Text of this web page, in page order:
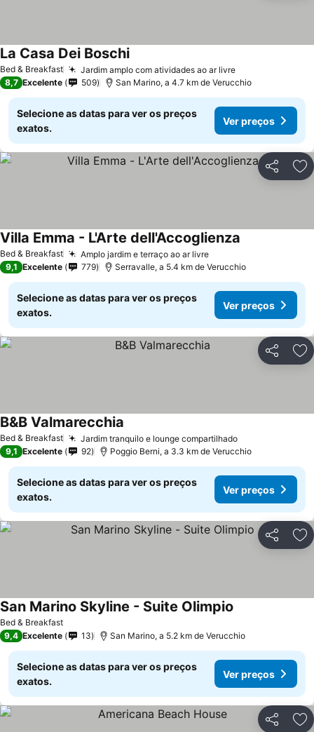
Bed & Breakfast Jardim amplo com atividades ao ar livre
La Casa Dei Boschi
8,7 Excelente 509 San Marino, a 4.7 km de Verucchio
Selecione as datas para ver os preços
exatos.
Ver preços
Partilhar
Bed & Breakfast Amplo jardim e terraço ao ar livre
Villa Emma - L'Arte dell'Accoglienza
9,1 Excelente 779 Serravalle, a 5.4 km de Verucchio
Selecione as datas para ver os preços
exatos.
Ver preços
Partilhar
Bed & Breakfast Jardim tranquilo e lounge compartilhado
B&B Valmarecchia
9,1 Excelente 92 Poggio Berni, a 3.3 km de Verucchio
Selecione as datas para ver os preços
exatos.
Ver preços
Partilhar
Bed & Breakfast
San Marino Skyline - Suite Olimpio
9,4 Excelente 13 San Marino, a 5.2 km de Verucchio
Selecione as datas para ver os preços
exatos.
Ver preços
Partilhar